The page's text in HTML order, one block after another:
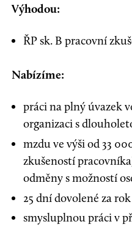
Výhodou:
ŘP sk. B pracovní
Nabízíme:
práci na plný úvazek
organizaci s
mzdu ve výši od 33
zkušeností
odměny s možností
25 dní dovolené za rok
smysluplnou práci v